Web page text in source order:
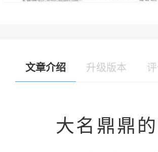
文章介绍 升级版本
大名鼎鼎的